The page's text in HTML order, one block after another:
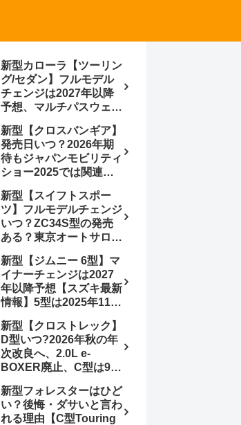
新型カローラ【ツーリン
グ/セダン】フルモデル
チェンジは2027年以降
予想、マルチパスウェイ
BEVからの派生で新開発
小型エンジン搭載の
HEV/PHEV、ギガキャ
ストの採用は無しか【ト
ヨタ最新情報】60周年記
念車発売
新型【クロスバンギア】
発売日いつ？2026年期
待もジャパンモビリティ
ショー2025では関連モ
最新情報】ベース車ノ
ア/ヴォクシーの台湾生
産開始に注目、「ギア」
のほか「コア」と「ツー
ル」、デリカD:5対抗の
クロスオーバーSUVミニ
バン
新型【スイフトスポー
ツ】フルモデルチェンジ
いつ？ZC34S型の発売
ある？東京オートサロン
エロー レヴはスイスポ
コンセプトか？ハイブリ
ッド化/重量増/価格アッ
プが争点【スズキ最新情
報】特別仕様車
「ZC33S Final
Edition」終了
新型【ジムニー 6型】マ
イナーチェンジは2027
年以降予想【スズキ最新
情報】5型は2025年11月
ACC・スズキコネクト
採用
新型【クロストレック】
D型いつ?2026年秋の年
次改良へ、2.0L e-
BOXER廃止、C型は9月
ーボ採用予想【スバル最
新情報】
新型フォレスターはひど
い？後悔・ダサいと言わ
れる理由【C型Touring